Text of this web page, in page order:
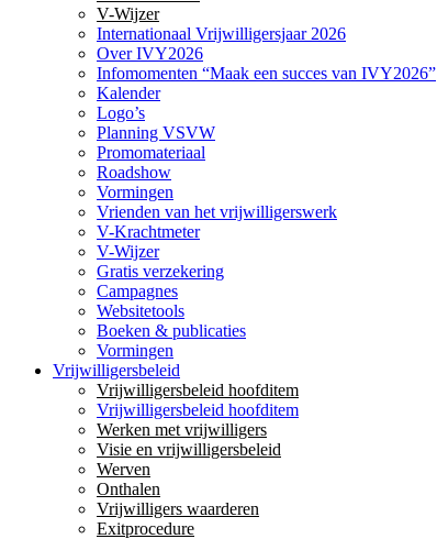
V-Wijzer
Internationaal Vrijwilligersjaar 2026
Over IVY2026
Infomomenten “Maak een succes van IVY2026”
Kalender
Logo’s
Planning VSVW
Promomateriaal
Roadshow
Vormingen
Vrienden van het vrijwilligerswerk
V-Krachtmeter
V-Wijzer
Gratis verzekering
Campagnes
Websitetools
Boeken & publicaties
Vormingen
Vrijwilligersbeleid
Vrijwilligersbeleid hoofditem
Vrijwilligersbeleid hoofditem
Werken met vrijwilligers
Visie en vrijwilligersbeleid
Werven
Onthalen
Vrijwilligers waarderen
Exitprocedure